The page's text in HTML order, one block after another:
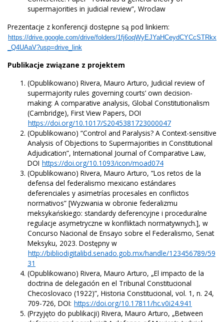
supermajorities in judicial review”, Wroclaw
Prezentacje z konferencji dostępne są pod linkiem:
https://drive.google.com/drive/folders/1fj6oqWyEJYaHCeydCYCcSTRkx
_Q4UAaV?usp=drive_link
Publikacje związane z projektem
(Opublikowano) Rivera, Mauro Arturo, Judicial review of
supermajority rules governing courts’ own decision-
making: A comparative analysis, Global Constitutionalism
(Cambridge), First View Papers, DOI
https://doi.org/10.1017/S2045381723000047
(Opublikowano) “Control and Paralysis? A Context-sensitive
Analysis of Objections to Supermajorities in Constitutional
Adjudication”, International Journal of Comparative Law,
DOI https://doi.org/10.1093/icon/moad074
(Opublikowano) Rivera, Mauro Arturo, “Los retos de la
defensa del federalismo mexicano estándares
deferenciales y asimetrías procesales en conflictos
normativos” [Wyzwania w obronie federalizmu
meksykańskiego: standardy deferencyjne i proceduralne
regulacje asymetryczne w konfliktach normatywnych.], w
Concurso Nacional de Ensayo sobre el Federalismo, Senat
Meksyku, 2023. Dostępny w
http://bibliodigitalibd.senado.gob.mx/handle/123456789/59
31
(Opublikowano) Rivera, Mauro Arturo, „El impacto de la
doctrina de delegación en el Tribunal Constitucional
Checoslovaco (1922)”, Historia Constitucional, vol. 1, n. 24,
709-726, DOI: https://doi.org/10.17811/hc.v0i24.941
(Przyjęto do publikacji) Rivera, Mauro Arturo, „Between